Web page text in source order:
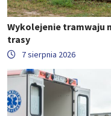
Wykolejenie tramwaju
trasy
7 sierpnia 2026